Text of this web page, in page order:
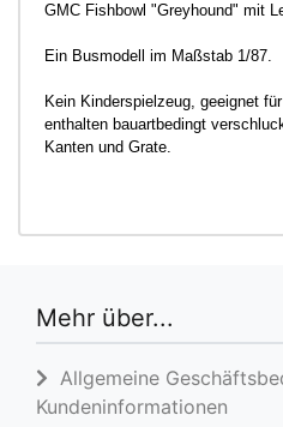
GMC Fishbowl "Greyhound" mit
Ein Busmodell im Maßstab 1/87.
Kein Kinderspielzeug, geeignet
enthalten bauartbedingt
Kanten und Grate.
Mehr über...
Allgemeine
Kundeninformationen